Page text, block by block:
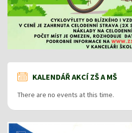
KALENDÁŘ AKCÍ ZŠ A MŠ
There are no events at this time.